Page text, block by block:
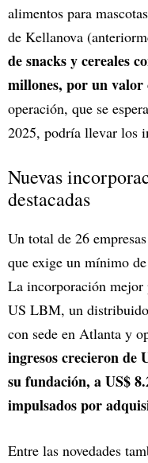
alimentos para
de Kellanova
de snacks y cereales
millones, por un valor
operación, que se
2025, podría llevar los
Nuevas
destacadas
Un total de 26
que exige un mínimo
La incorporación mejor
US LBM, un
con sede en Atlanta y
ingresos crecieron de
su fundación, a US$
impulsados por
Entre las novedades